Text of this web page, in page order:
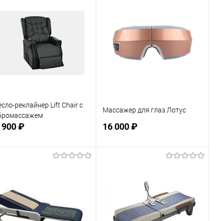
В избранное
В избранное
Недоступно
реклайнер Lift Chair с
900 ₽
В избранное
Недоступно
Массажер для глаз Лотус
16 000 ₽
В избранное
Недоступно